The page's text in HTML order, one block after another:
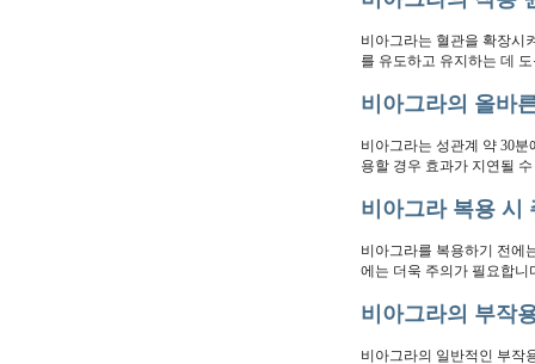
비아그라는 혈관을 확장시
를 유도하고 유지하는 데
비아그라의 올바
비아그라는 성관계 약 30
용할 경우 효과가 지연될
비아그라 복용 시
비아그라를 복용하기 전에
에는 더욱 주의가 필요합
비아그라의 부작
비아그라의 일반적인 부작